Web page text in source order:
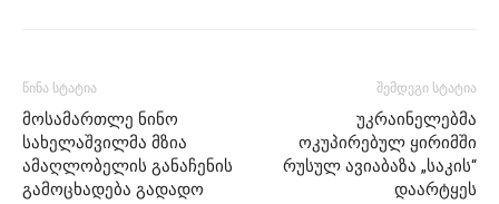
წინა სტატია
მოსამართლე ნინო
სახელაშვილმა მზია
ამაღლობელის განაჩენის
გამოცხადება გადადო
შემდეგი სტატია
უკრაინელებმა
ოკუპირებულ ყირიმში
რუსულ ავიაბაზა „საკის“
დაარტყეს